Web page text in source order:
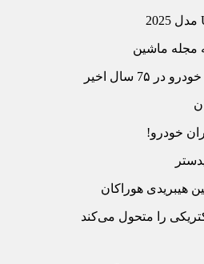
مجله ماشین
سال اخیر
خودرو!